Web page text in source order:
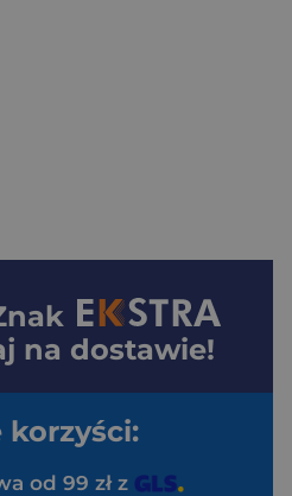
na dostawie!
korzyści:
od 99 zł z